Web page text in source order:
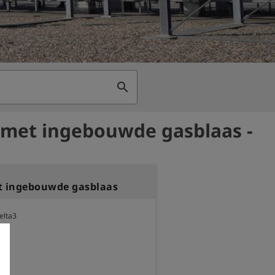
search
ingebouwde gasblaas -
ingebouwde gasblaas